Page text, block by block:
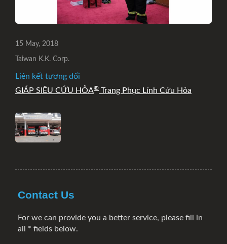
15 May, 2018
Taiwan K.K. Corp.
Liên kết tương đối
GIÁP SIÊU CỨU HỎA® Trang Phục Lính Cứu Hỏa